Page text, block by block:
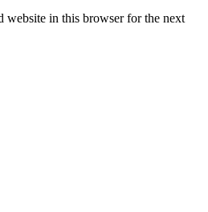
website in this browser for the next